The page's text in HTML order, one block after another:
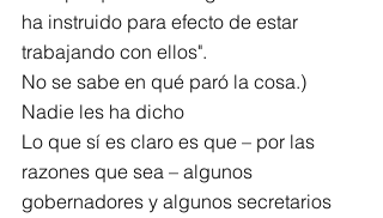
ha instruido para efecto de estar
trabajando con ellos".
No se sabe en qué paró la cosa.)
Nadie les ha dicho
Lo que sí es claro es que – por las
razones que sea – algunos
gobernadores y algunos secretarios